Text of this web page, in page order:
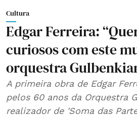
Cultura
Edgar Ferreira:
curiosos com este
orquestra
A primeira obra de Edgar
pelos 60 anos da Orquestra
realizador de 'Soma das